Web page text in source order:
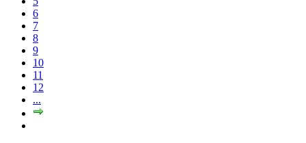
6
7
8
9
10
11
12
...